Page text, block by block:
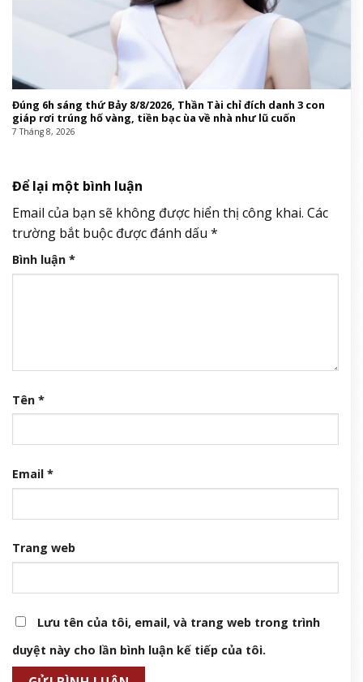
Đúng 6h sáng thứ Bảy 8/8/2026, Thần Tài chỉ đích danh 3 con
giáp rơi trúng hố vàng, tiền bạc ùa về nhà như lũ cuốn
7 Tháng 8, 2026
Để lại một bình luận
Email của bạn sẽ không được hiển thị công khai. Các
trường bắt buộc được đánh dấu *
Bình luận *
Tên *
Email *
Trang web
Lưu tên của tôi, email, và trang web trong trình
duyệt này cho lần bình luận kế tiếp của tôi.